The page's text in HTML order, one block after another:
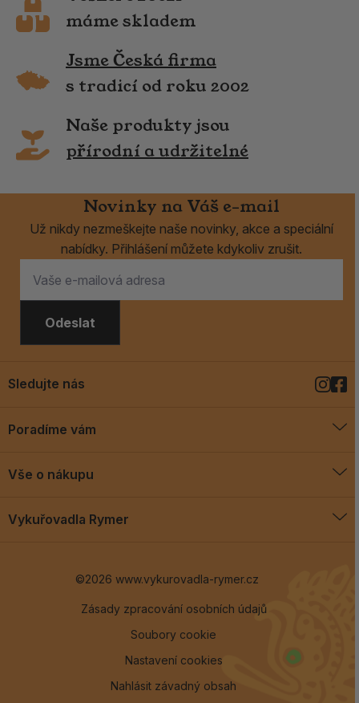
máme skladem
Jsme Česká firma
s tradicí od roku 2002
Naše produkty jsou
přírodní a udržitelné
Novinky na Váš e-mail
Už nikdy nezmeškejte naše novinky, akce a speciální
nabídky. Přihlášení můžete kdykoliv zrušit.
Odeslat
Poradíme vám
Blog
Vše o nákupu
Vykuřovadla Rymer
Sledujte nás
©2026 www.vykurovadla-rymer.cz
Zásady zpracování osobních údajů
Soubory cookie
Nastavení cookies
Nahlásit závadný obsah